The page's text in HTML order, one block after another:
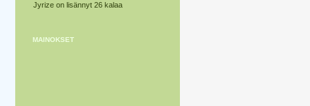
Jyrize on lisännyt 26 kalaa
MAINOKSET